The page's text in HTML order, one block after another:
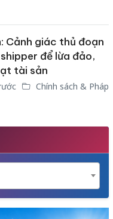
Cảnh giác thủ đoạn
để lừa đảo,
tài sản
Chính sách & Pháp